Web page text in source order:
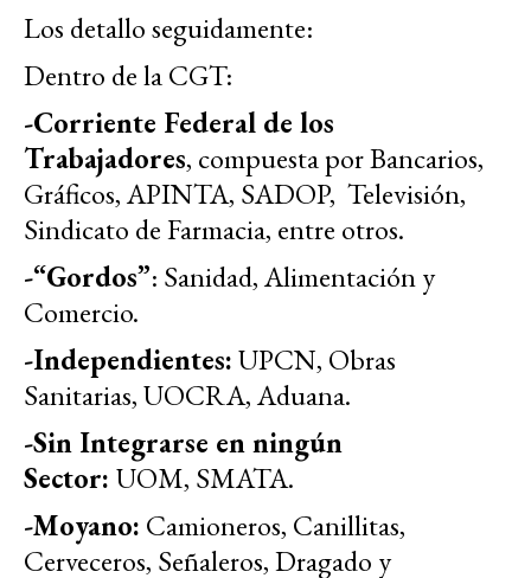
Los detallo seguidamente:
Dentro de la CGT:
-Corriente Federal de los
Trabajadores, compuesta por Bancarios,
Gráficos, APINTA, SADOP, Televisión,
Sindicato de Farmacia, entre otros.
-“Gordos”: Sanidad, Alimentación y
Comercio.
-Independientes:UPCN, Obras
Sanitarias, UOCRA, Aduana.
-Sin Integrarse en ningún
Sector: UOM, SMATA.
-Moyano: Camioneros, Canillitas,
Cerveceros, Señaleros, Dragado y